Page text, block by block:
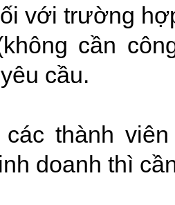
với trường
cần
cầu.
thành
doanh thì